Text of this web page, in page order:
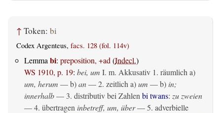
↑ Token: bi
Codex Argenteus, facs. 128 (fol. 114v)
Lemma bi: preposition, +ad (Indecl.)
WS 1910, p. 19: bei, um I. m. Akkusativ 1. räumlich a)
um, herum — b)an— 2. zeitlich a)um — b) in;
innerhalb— 3. distributiv bei Zahlen bi twans: zu zweien
— 4. übertragen inbetreff, um, über— 5. adverbielle